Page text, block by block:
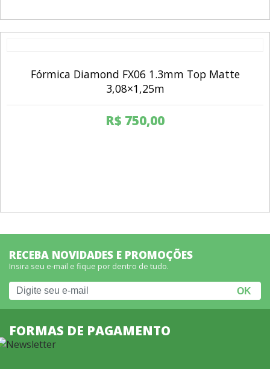
Fórmica Diamond FX06 1.3mm Top Matte
3,08×1,25m
R$ 750,00
RECEBA NOVIDADES E PROMOÇÕES
Insira seu e-mail e fique por dentro de tudo.
FORMAS DE PAGAMENTO